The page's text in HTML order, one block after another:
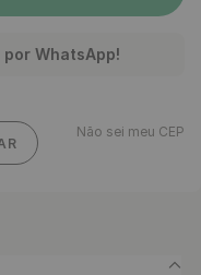
WhatsApp!
Não sei meu CEP